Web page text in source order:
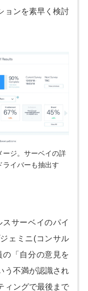
ョンを素早く検討
ージ。サーベイの詳
ライバーも抽出す
サーベイのパイ
ェミニ(コンサル
「自分の意見を
う不満が認識され
ィングで最後まで